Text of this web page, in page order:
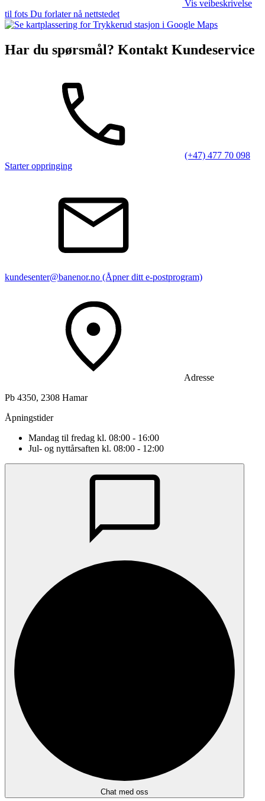
Vis veibeskrivelse
til fots Du forlater nå nettstedet
Har du spørsmål? Kontakt Kundeservice
(+47) 477 70 098
Starter oppringing
kundesenter@banenor.no (Åpner ditt e-postprogram)
Adresse
Pb 4350, 2308 Hamar
Åpningstider
Mandag til fredag kl. 08:00 - 16:00
Jul- og nyttårsaften kl. 08:00 - 12:00
Chat med oss